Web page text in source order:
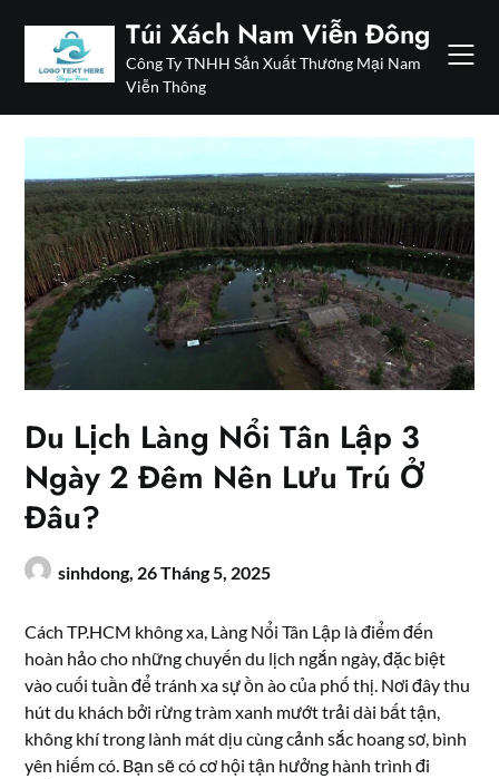
content
Túi Xách Nam Viễn Đông
Công Ty TNHH Sản Xuất Thương Mại Nam
Viễn Thông
Du Lịch Làng Nổi Tân Lập 3
Ngày 2 Đêm Nên Lưu Trú Ở
Đâu?
sinhdong, 26 Tháng 5, 2025
Cách TP.HCM không xa, Làng Nổi Tân Lập là điểm đến
hoàn hảo cho những chuyến du lịch ngắn ngày, đặc biệt
vào cuối tuần để tránh xa sự ồn ào của phố thị. Nơi đây thu
hút du khách bởi rừng tràm xanh mướt trải dài bất tận,
không khí trong lành mát dịu cùng cảnh sắc hoang sơ, bình
yên hiếm có. Bạn sẽ có cơ hội tận hưởng hành trình đi